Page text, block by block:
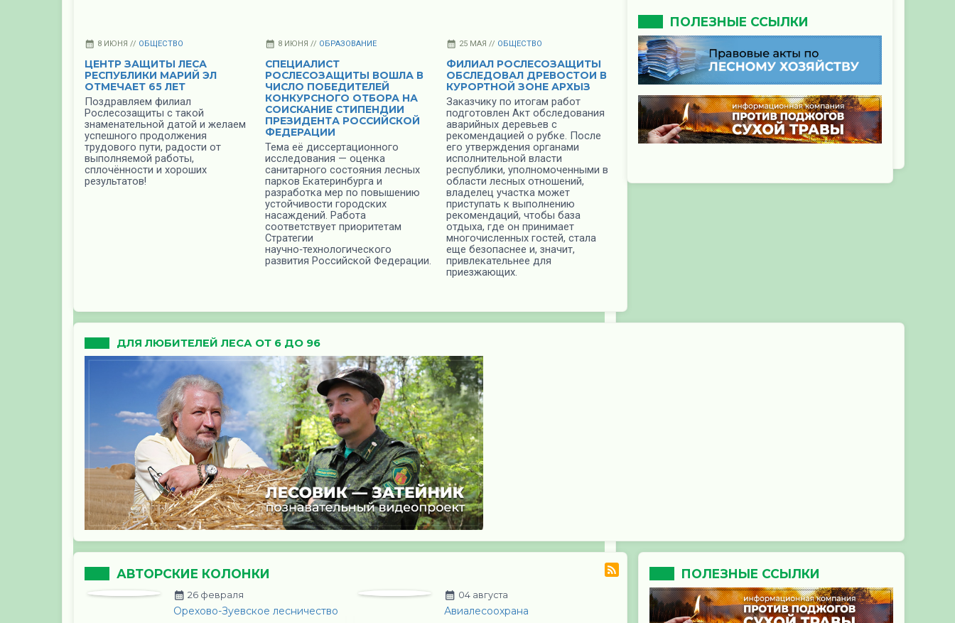
8 ИЮНЯ // ОБЩЕСТВО
ЦЕНТР ЗАЩИТЫ ЛЕСА
РЕСПУБЛИКИ МАРИЙ ЭЛ
ОТМЕЧАЕТ 65 ЛЕТ
Поздравляем филиал
Рослесозащиты с такой
знаменательной датой и желаем
успешного продолжения
трудового пути, радости от
выполняемой работы,
сплочённости и хороших
результатов!
8 ИЮНЯ // ОБРАЗОВАНИЕ
СПЕЦИАЛИСТ
РОСЛЕСОЗАЩИТЫ ВОШЛА В
ЧИСЛО ПОБЕДИТЕЛЕЙ
КОНКУРСНОГО ОТБОРА НА
СОИСКАНИЕ СТИПЕНДИИ
ПРЕЗИДЕНТА РОССИЙСКОЙ
ФЕДЕРАЦИИ
Тема её диссертационного
исследования — оценка
санитарного состояния лесных
парков Екатеринбурга и
разработка мер по повышению
устойчивости городских
насаждений. Работа
соответствует приоритетам
Стратегии
научно‑технологического
развития Российской Федерации.
25 МАЯ // ОБЩЕСТВО
ФИЛИАЛ РОСЛЕСОЗАЩИТЫ
ОБСЛЕДОВАЛ ДРЕВОСТОИ В
КУРОРТНОЙ ЗОНЕ АРХЫЗ
Заказчику по итогам работ
подготовлен Акт обследования
аварийных деревьев с
рекомендацией о рубке. После
его утверждения органами
исполнительной власти
республики, уполномоченными в
области лесных отношений,
владелец участка может
приступать к выполнению
рекомендаций, чтобы база
отдыха, где он принимает
многочисленных гостей, стала
еще безопаснее и, значит,
привлекательнее для
приезжающих.
большинства компаний очевидно все чаще
будет в пользу менее жесткой системы. Так
будет, пока законодатели не поймут наконец,
что выведение девственных лесов из
эксплуатационного фонда по закону – долг
страны, обладающей 20 % мировых лесов, перед
человечеством и климатом планеты.
13.12.2025
ДЛЯ ЛЮБИТЕЛЕЙ ЛЕСА ОТ 6 ДО 96
АВТОРСКИЕ КОЛОНКИ
26 февраля
Орехово-Зуевское лесничество
04 августа
Авиалесоохрана
ПОЛЕЗНЫЕ ССЫЛКИ
ПОЛЕЗНЫЕ ССЫЛКИ